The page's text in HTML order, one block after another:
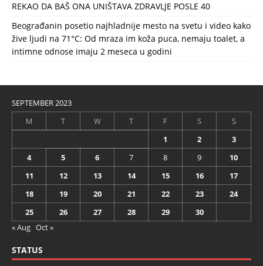
REKAO DA BAŠ ONA UNIŠTAVA ZDRAVLJE POSLE 40
Beograđanin posetio najhladnije mesto na svetu i video kako
žive ljudi na 71°C: Od mraza im koža puca, nemaju toalet, a
intimne odnose imaju 2 meseca u godini
SEPTEMBER 2023
M
T W T F S
S
1
2
3
4
5 6 7 8 9
10
11
12 13 14 15 16
17
18
19 20 21 22 23
24
25
26 27 28 29
30
« Aug Oct »
STATUS